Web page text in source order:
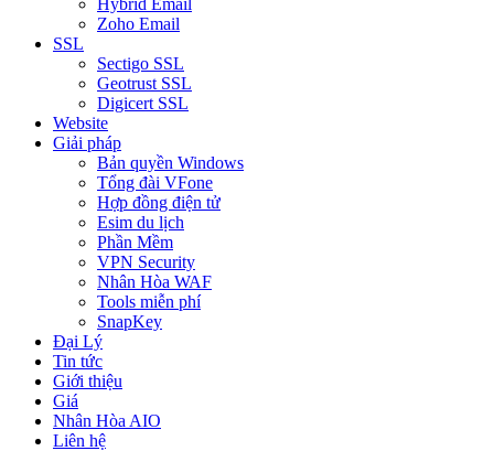
Hybrid Email
Zoho Email
SSL
Sectigo SSL
Geotrust SSL
Digicert SSL
Website
Giải pháp
Bản quyền Windows
Tổng đài VFone
Hợp đồng điện tử
Esim du lịch
Phần Mềm
VPN Security
Nhân Hòa WAF
Tools miễn phí
SnapKey
Đại Lý
Tin tức
Giới thiệu
Giá
Nhân Hòa AIO
Liên hệ